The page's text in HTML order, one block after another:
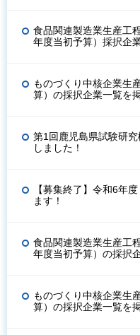
食品関連製造業生産工
年度当初予算）採択企
ものづくり中核企業生
算）の採択企業一覧を
第1回鹿児島県試験研
しました！
【募集終了】令和6年
ます！
食品関連製造業生産工
年度当初予算）の採択
ものづくり中核企業生
算）の採択企業一覧を